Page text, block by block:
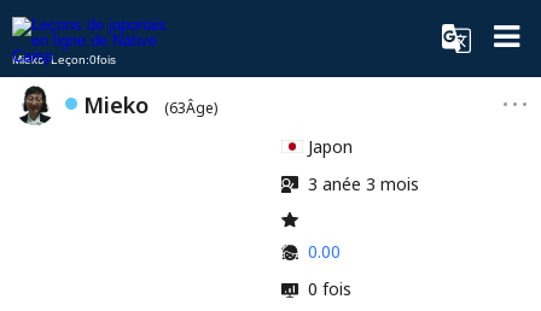
Mieko Leçon:0fois
Mieko (63Âge)
Japon
3 anée 3 mois
0.00
0 fois